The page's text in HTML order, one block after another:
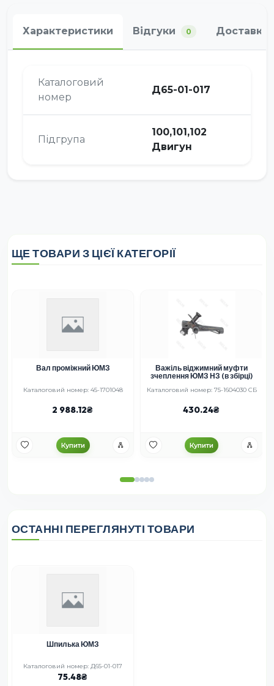
Характеристики Відгуки 0 Доставка
Каталоговий
номер
Д65-01-017
Підгрупа
100,101,102
Двигун
ЩЕ ТОВАРИ З ЦІЄЇ КАТЕГОРІЇ
Вал проміжний ЮМЗ
Каталоговий номер: 45-1701048
2 988.12
Купити
Важіль віджимний муфти
зчеплення ЮМЗ НЗ (в збірці)
Каталоговий номер: 75-1604030 СБ
430.24
Купити
ОСТАННІ ПЕРЕГЛЯНУТІ ТОВАРИ
Шпилька ЮМЗ
Каталоговий номер: Д65-01-017
75.48